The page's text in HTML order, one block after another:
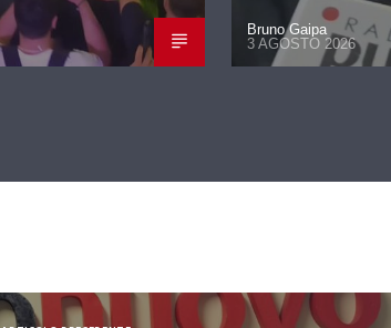
Bruno Gaipa
3 AGOSTO 2026